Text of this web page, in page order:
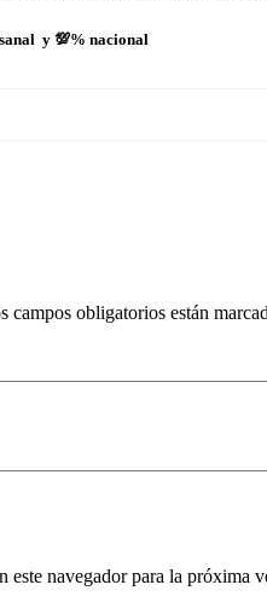
y 💯% nacional
campos obligatorios están
navegador para la próxima